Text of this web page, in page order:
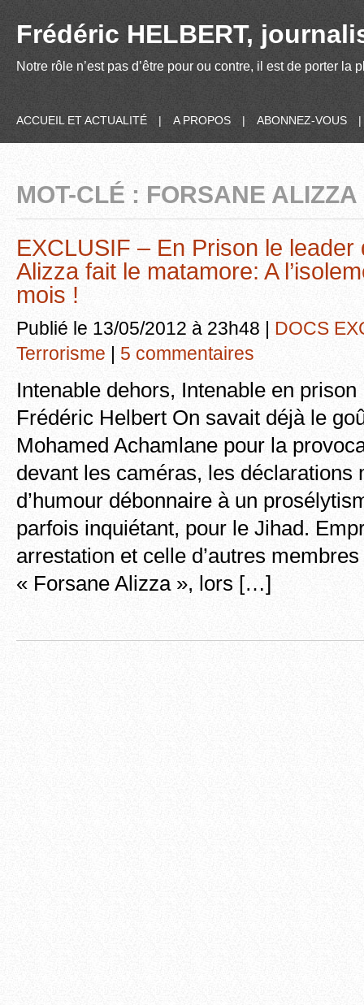
Frédéric HELBERT,
Notre rôle n’est pas d’être pour ou contre, il est de porter
ACCUEIL ET ACTUALITÉ | A PROPOS | ABONNEZ-VOUS |
MOT-CLÉ : FORSANE ALIZZA
EXCLUSIF – En Prison le leader
Alizza fait le matamore: A
mois !
Publié le 13/05/2012 à 23h48 | DOCS
Terrorisme | 5 commentaires
Intenable dehors, Intenable en
Frédéric Helbert On savait déjà le
Mohamed Achamlane pour la
devant les caméras, les déclarations
d’humour débonnaire à un
parfois inquiétant, pour le Jihad.
arrestation et celle d’autres
« Forsane Alizza », lors […]